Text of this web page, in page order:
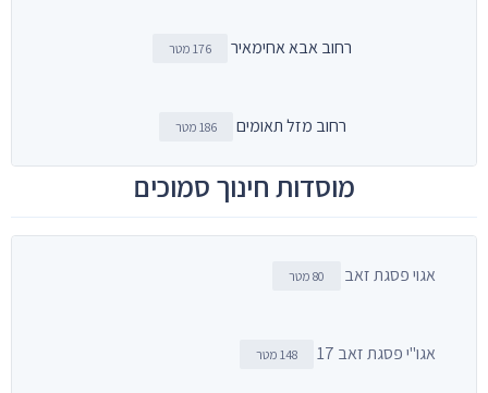
רחוב אבא אחימאיר 176 מטר
רחוב מזל תאומים 186 מטר
מוסדות חינוך סמוכים
אגוי פסגת זאב 80 מטר
אגו"י פסגת זאב 17 148 מטר